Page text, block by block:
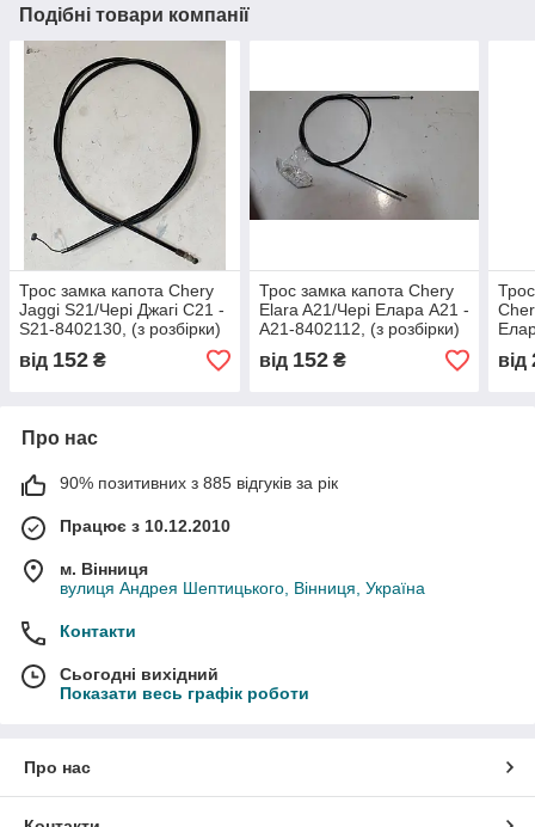
Подібні товари компанії
Трос замка капота Chery
Jaggi S21/Чері Джагі С21 -
S21-8402130, (з розбірки)
від 152 ₴
Трос замка капота Chery
Elara A21/Чері Елара A21 -
A21-8402112, (з розбірки)
від 152₴
(з
від
Про нас
90% позитивних з 885 відгуків за рік
Працює з 10.12.2010
м. Вінниця
вулиця Андрея Шептицького, Вінниця, Україна
Контакти
Сьогодні вихідний
Показати весь графік роботи
Про нас